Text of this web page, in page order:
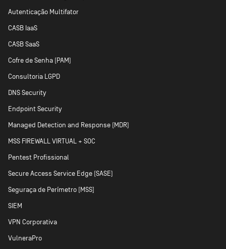
Autenticação Multifator
CASB IaaS
CASB SaaS
Cofre de Senha (PAM)
Consultoria LGPD
DNS Security
Endpoint Security
Managed Detection and Response (MDR)
MSS FIREWALL VIRTUAL + SOC
Pentest Profissional
Secure Access Service Edge (SASE)
Seguraça de Perímetro [MSS]
SIEM
VPN Corporativa
VulneraPro